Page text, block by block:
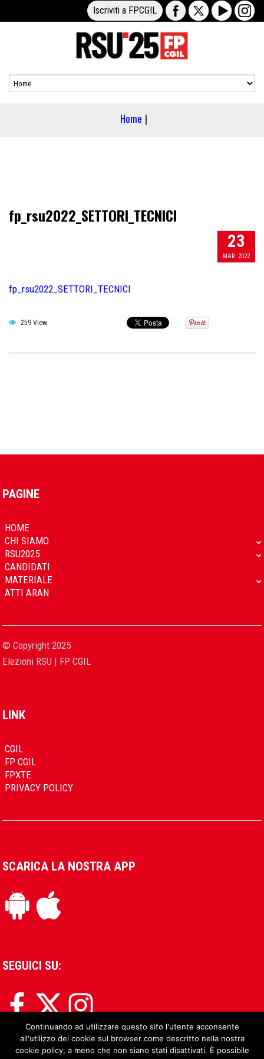
Iscriviti a FPCGIL
Home |
fp_rsu2022_SETTORI_TECNICI
23
MAR 2022
fp_rsu2022_SETTORI_TECNICI
259 View
PAGINE
HOME
CHI SIAMO
RSU2025
CANDIDATI
MATERIALE
ATTI ARAN
© Copyright 2025
Elezioni RSU | FP CGIL
LINK
CGIL
FP CGIL
FPXTE
PRIVACY POLICY
SCARICA LA NOSTRA APP
SEGUICI SU:
Continuando ad utilizzare questo sito l'utente acconsente
all'utilizzo dei cookie sul browser come descritto nella nostra
cookie policy, a meno che non siano stati disattivati. È possibile